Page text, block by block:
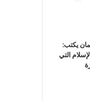
يكتب:
التي